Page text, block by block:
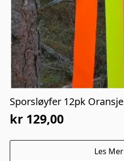
Sporsløyfer 12pk Oransje
kr 129,00
Les Mer